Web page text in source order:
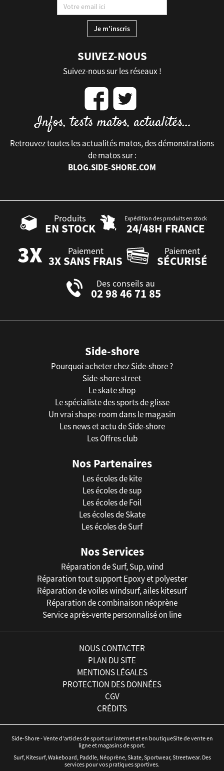
SUIVEZ-NOUS
Suivez-nous sur les réseaux !
Retrouvez toutes les actualités matos, des démonstrations
de matos sur :
BLOG.SIDE-SHORE.COM
Produits
EN STOCK
Expédition des produits en stock
24/48H FRANCE
Paiement
3X SANS FRAIS
Paiement
SÉCURISÉ
Des conseils au
02 98 46 71 85
Side-shore
Pourquoi acheter chez Side-shore ?
Side-shore street
Le skate shop
Le spécialiste des sports de glisse
Un vrai shape-room dans le magasin
Les news et actu de Side-shore
Les Offres club
Nos Partenaires
Les écoles de kite
Les écoles de sup
Les écoles de Foil
Les écoles de Skate
Les écoles de Surf
Nos Services
Réparation de Surf, Sup, wind
Réparation tout support Epoxy et polyester
Réparation de voiles windsurf, ailes kitesurf
Réparation de combinaison néoprène
Service après-vente personnalisé on line
NOUS CONTACTER
PLAN DU SITE
MENTIONS LÉGALES
PROTECTION DES DONNÉES
CGV
CRÉDITS
Side-Shore - Vente d'articles de sport sur internet et en boutiqueSite de vente en
ligne et magasins de sport.
Surf, Kitesurf, Wakeboard, Paddle, Néoprène, Skate, Sportwear, Streetwear. Des
services pour vos pratiques sportives.